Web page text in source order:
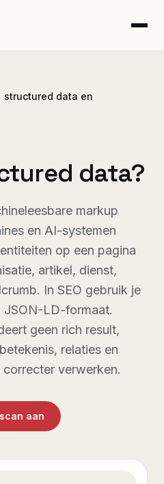
structured data en
data?
markup
en AI-systemen
op een pagina
artikel, dienst,
In SEO gebruik je
JSON-LD-formaat.
geen rich result,
relaties en
verwerken.
aan